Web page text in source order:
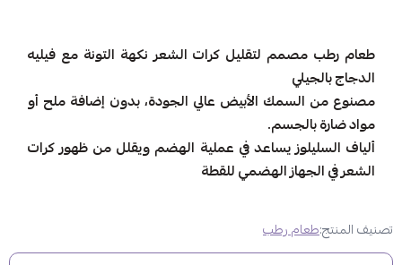
طعام رطب مصمم لتقليل كرات الشعر نكهة التونة مع فيليه
الدجاج بالجيلي
مصنوع من السمك الأبيض عالي الجودة، بدون إضافة ملح أو
مواد ضارة بالجسم.
ألياف السليلوز يساعد في عملية الهضم ويقلل من ظهور كرات
الشعر في الجهاز الهضمي للقطة
تصنيف المنتج:طعام رطب